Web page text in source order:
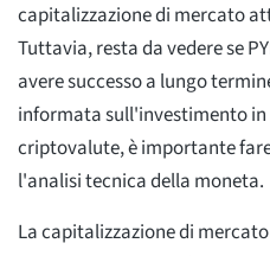
capitalizzazione di mercato
Tuttavia, resta da vedere se
avere successo a lungo
informata sull'investimento in
criptovalute, è importante
l'analisi tecnica della moneta.
La capitalizzazione di mercato